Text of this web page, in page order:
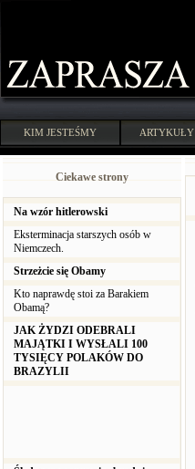
KIM JESTEŚMY ARTYKUŁY
Ciekawe strony
Na wzór hitlerowski
Eksterminacja starszych osób w
Niemczech.
Strzeżcie się Obamy
Kto naprawdę stoi za Barakiem
Obamą?
JAK ŻYDZI ODEBRALI
MAJĄTKI I WYSŁALI 100
TYSIĘCY POLAKÓW DO
BRAZYLII